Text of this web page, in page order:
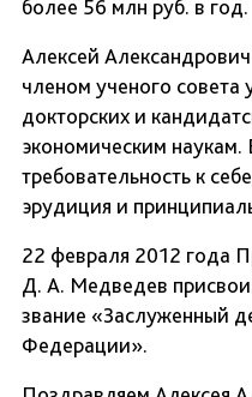
более 56 млн руб. в год.
Алексей
членом ученого совета
докторских и
экономическим наукам.
требовательность к
эрудиция и
22 февраля 2012 года
Д. А. Медведев
звание «Заслуженный
Федерации».